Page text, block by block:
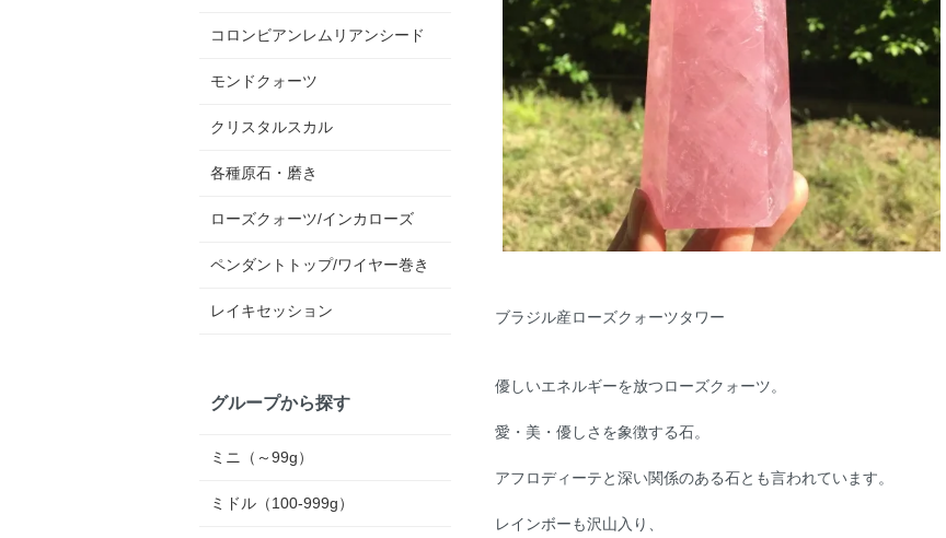
ブラジル産ローズクォーツタワー
優しいエネルギーを放つローズクォーツ。
愛・美・優しさを象徴する石。
アフロディーテと深い関係のある石とも言われています。
レインボーも沢山入り、
コロンビアンレムリアンシード
モンドクォーツ
クリスタルスカル
各種原石・磨き
ローズクォーツ/インカローズ
ペンダントトップ/ワイヤー巻き
レイキセッション
グループから探す
ミニ（～99g）
ミドル（100-999g）